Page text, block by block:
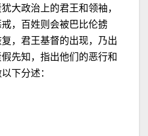
大政治上的君王和领袖，
，百姓则会被巴比伦掳
，君王基督的出现，乃出
先知，指出他们的恶行和
下分述：